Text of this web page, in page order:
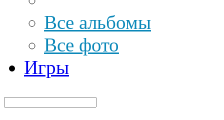
Все альбомы
Все фото
Игры